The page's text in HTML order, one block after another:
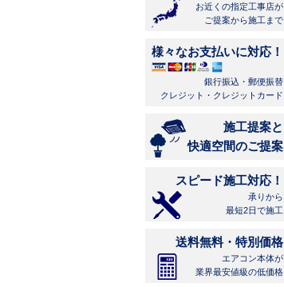
お近くの指定工事店が
ご提案から施工まで
様々なお支払いに対応！
銀行振込・郵便振替
クレジット・クレジットカード
施工提案と
快適空間のご提案
スピード施工対応！
承りから
最短2日で施工
送料無料・特別価格
エアコン本体が
業界最安値級の低価格